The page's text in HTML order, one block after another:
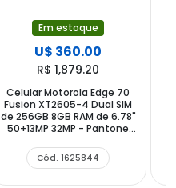
Em estoque
U$ 360.00
R$ 1,879.20
Celular Motorola Edge 70
Fusion XT2605-4 Dual SIM
de 256GB 8GB RAM de 6.78"
50+13MP 32MP - Pantone
Cód. 1625844